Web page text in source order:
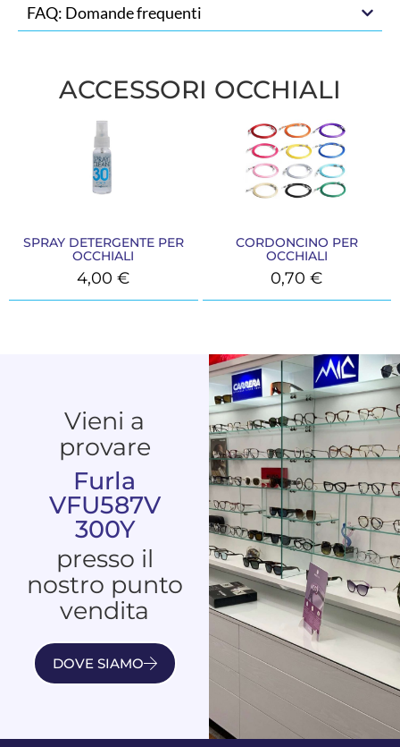
FAQ: Domande frequenti
ACCESSORI OCCHIALI
SPRAY DETERGENTE PER
OCCHIALI
4,00€
CORDONCINO PER
OCCHIALI
0,70€
Vieni a
provare
Furla
VFU587V
300Y
presso il
nostro punto
vendita
DOVE SIAMO